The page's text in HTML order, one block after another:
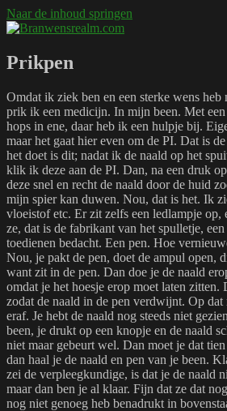
Naar de inhoud springen
Prikpen
Omdat ik ziek ben en een sterke wens heb
prik ik een medicijn. In mijn been. Met
hops in ene, daar heb ik een hulpje bij.
maar het gaat hier even om de PI. Dat is
het doet is dit; nadat ik de naald op het
klik ik deze aan de PI. Dan, na een druk
deze snel en recht de naald door de huid
mijn spier kan duwen. Nou, dat is het. Ik
vloeistof etc. Er zit zelfs een ledlampje op,
ze, dat is de fabrikant van het spulletje,
toedienen bedacht. Een pen. Hoe
Nou, je pakt de pen, doet de ampul open,
want zit in de pen. Dan doe je de naald
omdat je het hoesje erop moet laten zitten.
zodat de naald in de pen verdwijnt. Op dat
eraf. Je hebt de naald nog steeds niet
been, je drukt op een knopje en de naald
niet maar gebeurt wel. Dan moet je dat
dan haal je de naald en pen van je been.
zei de verpleegkundige, is dat je de naald
maar dan ben je al klaar. Fijn dat ze dat
nog niet genoeg heb benadrukt in